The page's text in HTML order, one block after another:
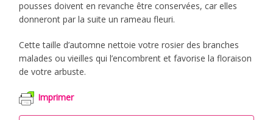
pousses doivent en revanche être conservées, car elles
donneront par la suite un rameau fleuri.
Cette taille d’automne nettoie votre rosier des branches
malades ou vieilles qui l’encombrent et favorise la floraison
de votre arbuste.
Imprimer